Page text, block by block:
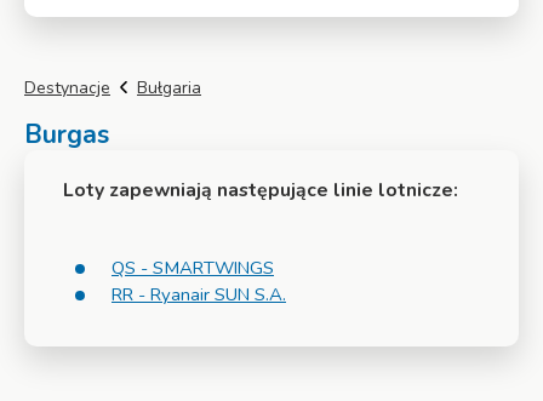
Destynacje Bułgaria
Burgas
Loty zapewniają następujące linie lotnicze:
QS - SMARTWINGS
RR - Ryanair SUN S.A.